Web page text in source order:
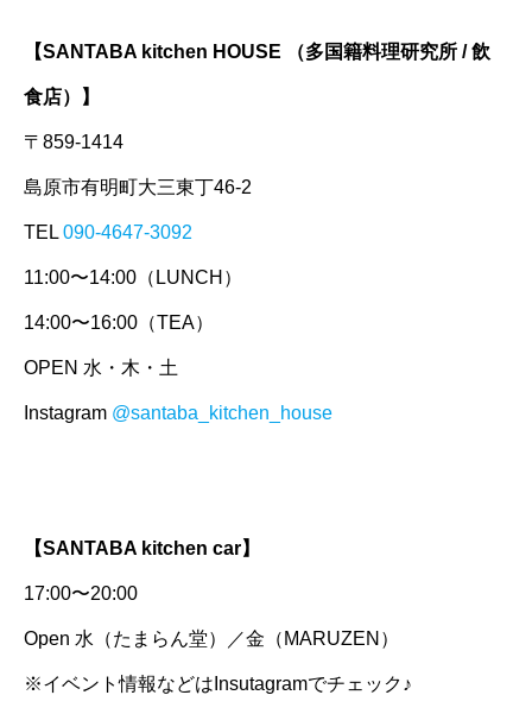
【SANTABA kitchen HOUSE （多国籍料理研究所 / 飲
食店）】
〒859-1414
島原市有明町大三東丁46-2
TEL 090-4647-3092
11:00〜14:00（LUNCH）
14:00〜16:00（TEA）
OPEN 水・木・土
Instagram @santaba_kitchen_house
【SANTABA kitchen car】
17:00〜20:00
Open 水（たまらん堂）／金（MARUZEN）
※イベント情報などはInsutagramでチェック♪